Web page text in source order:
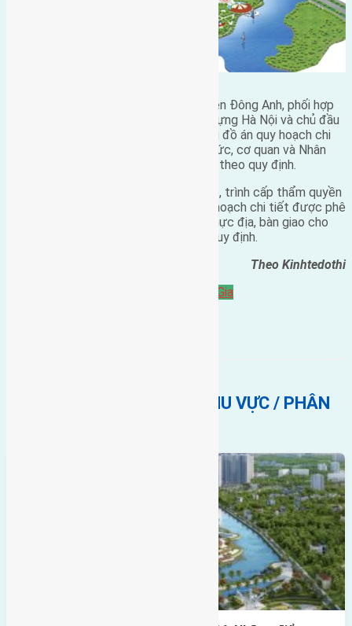
UBND TP Hà Nội cũng giao UBND huyện Đông Anh, phối hợp
với Sở QH-KT và Viện Quy hoạch xây dựng Hà Nội và chủ đầu
tư tổ chức công bố công khai nội dung đồ án quy hoạch chi
tiết đã được phê duyệt cho các tổ chức, cơ quan và Nhân
dân được biết, thực hiện lưu trữ đồ án theo quy định.
Chủ đầu tư có trách nhiệm tổ chức lập, trình cấp thẩm quyền
hồ sơ thiết kế cắm mốc giới theo quy hoạch chi tiết được phê
duyệt, thực hiện cắm mốc giới ngoài thực địa, bàn giao cho
chính quyền địa phương quản lý theo quy định.
Theo Kinhtedothi
gần trung tâm hội Chợ triển Lãm Quốc Gia
BẤT ĐỘNG SẢN CÙNG KHU VỰC / PHÂN